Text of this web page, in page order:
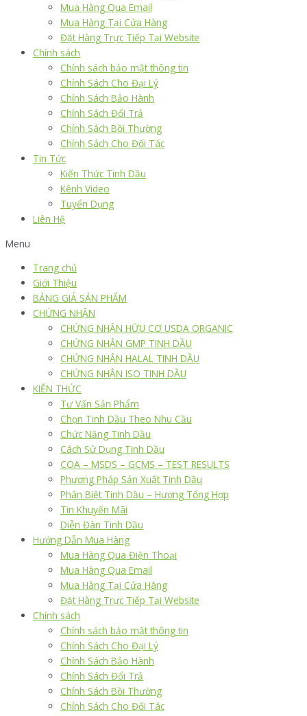
Mua Hàng Qua Email
Mua Hàng Tại Cửa Hàng
Đặt Hàng Trực Tiếp Tại Website
Chính sách
Chính sách bảo mật thông tin
Chính Sách Cho Đại Lý
Chính Sách Bảo Hành
Chính Sách Đổi Trả
Chính Sách Bồi Thường
Chính Sách Cho Đối Tác
Tin Tức
Kiến Thức Tinh Dầu
Kênh Video
Tuyển Dụng
Liên Hệ
Menu
Trang chủ
Giới Thiệu
BẢNG GIÁ SẢN PHẨM
CHỨNG NHẬN
CHỨNG NHẬN HỮU CƠ USDA ORGANIC
CHỨNG NHẬN GMP TINH DẦU
CHỨNG NHẬN HALAL TINH DẦU
CHỨNG NHẬN ISO TINH DẦU
KIẾN THỨC
Tư Vấn Sản Phẩm
Chọn Tinh Dầu Theo Nhu Cầu
Chức Năng Tinh Dầu
Cách Sử Dụng Tinh Dầu
COA – MSDS – GCMS – TEST RESULTS
Phương Pháp Sản Xuất Tinh Dầu
Phân Biệt Tinh Dầu – Hương Tổng Hợp
Tin Khuyến Mãi
Diễn Đàn Tinh Dầu
Hướng Dẫn Mua Hàng
Mua Hàng Qua Điện Thoại
Mua Hàng Qua Email
Mua Hàng Tại Cửa Hàng
Đặt Hàng Trực Tiếp Tại Website
Chính sách
Chính sách bảo mật thông tin
Chính Sách Cho Đại Lý
Chính Sách Bảo Hành
Chính Sách Đổi Trả
Chính Sách Bồi Thường
Chính Sách Cho Đối Tác